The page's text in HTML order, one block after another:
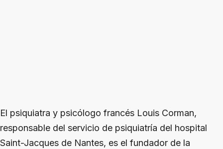
El psiquiatra y psicólogo francés Louis Corman,
responsable del servicio de psiquiatría del hospital
Saint-Jacques de Nantes, es el fundador de la